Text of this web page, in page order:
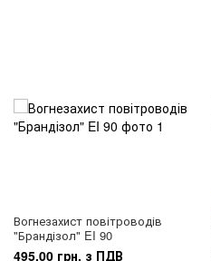
Вогнезахист повітроводів
"Брандізол" EI 90
495.00 грн. з ПДВ